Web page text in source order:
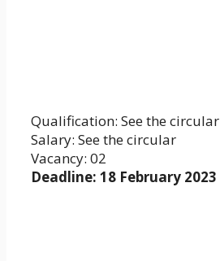
Qualification: See the circular
Salary: See the circular
Vacancy: 02
Deadline: 18 February 2023